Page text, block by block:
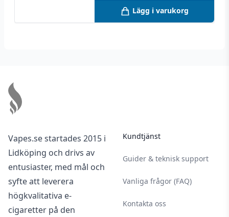
1 månad vid öppnad förpackning – vid
Lägg i varukorg
Vapes.se startades 2015 i
Lidköping och drivs av
entusiaster, med mål och
syfte att leverera
högkvalitativa e-
cigaretter på den
Kundtjänst
Guider & teknisk support
Vanliga frågor (FAQ)
Kontakta oss